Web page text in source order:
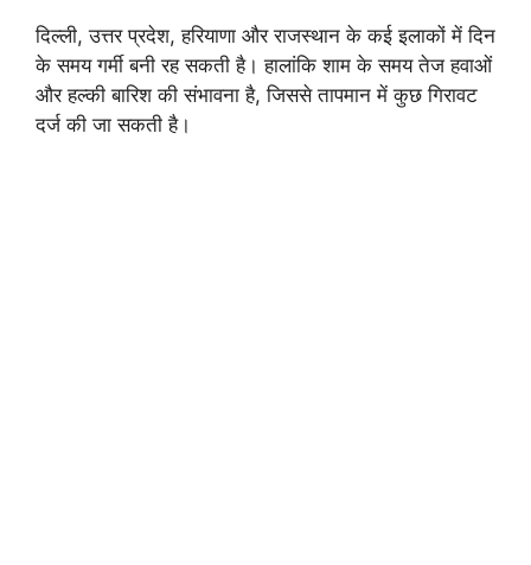
दिल्ली, उत्तर प्रदेश, हरियाणा और राजस्थान के कई इलाकों में दिन
के समय गर्मी बनी रह सकती है। हालांकि शाम के समय तेज हवाओं
और हल्की बारिश की संभावना है, जिससे तापमान में कुछ गिरावट
दर्ज की जा सकती है।